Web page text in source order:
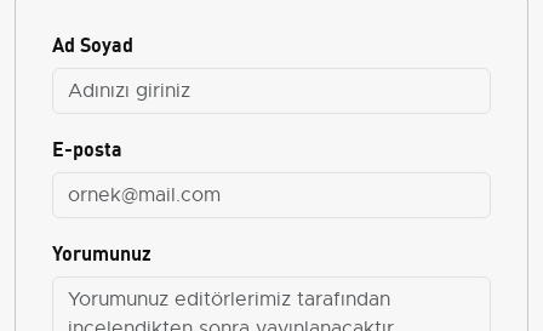
Ad Soyad
E-posta
Yorumunuz